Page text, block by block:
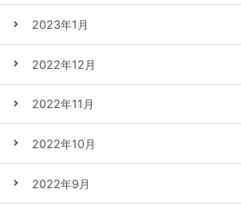
2023年1月
2022年12月
2022年11月
2022年10月
2022年9月